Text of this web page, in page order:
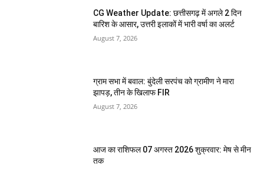
CG Weather Update: छत्तीसगढ़ में अगले 2 दिन
बारिश के आसार, उत्तरी इलाकों में भारी वर्षा का अलर्ट
August 7, 2026
ग्राम सभा में बवाल: बुंदेली सरपंच को ग्रामीण ने मारा
झापड़, तीन के खिलाफ FIR
August 7, 2026
आज का राशिफल 07 अगस्त 2026 शुक्रवार: मेष से मीन
तक